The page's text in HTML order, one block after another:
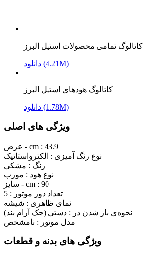
کاتالوگ تمامی محصولات استیل البرز
دانلود (4.21M)
کاتالوگ هودهای استیل البرز
دانلود (1.78M)
ویژگی های اصلی
عرض - cm : 43.9
نوع رنگ آمیزی : الکترواستاتیک
رنگ : مشکی
نوع هود : مورب
سایز - cm : 90
تعداد دور موتور : 5
نمای ظاهری : شیشه
نحوه‌ی باز شدن در : دستی (جک آرام بند)
مدل موتور : نامشخص
ویژگی های بدنه و قطعات